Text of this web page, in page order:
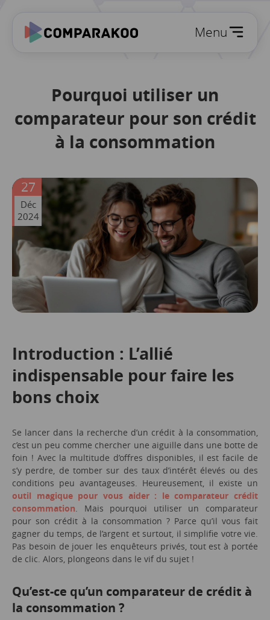
Menu
Pourquoi utiliser un
comparateur pour son crédit
à la consommation
27
Déc
2024
Introduction : L’allié
indispensable pour faire les
bons choix
Se lancer dans la recherche d’un crédit à la consommation,
c’est un peu comme chercher une aiguille dans une botte de
foin ! Avec la multitude d’offres disponibles, il est facile de
s’y perdre, de tomber sur des taux d’intérêt élevés ou des
conditions peu avantageuses. Heureusement, il existe un
outil magique pour vous aider : le comparateur crédit
consommation. Mais pourquoi utiliser un comparateur
pour son crédit à la consommation ? Parce qu’il vous fait
gagner du temps, de l’argent et surtout, il simplifie votre vie.
Pas besoin de jouer les enquêteurs privés, tout est à portée
de clic. Alors, plongeons dans le vif du sujet !
Qu’est-ce qu’un comparateur de crédit à
la consommation ?